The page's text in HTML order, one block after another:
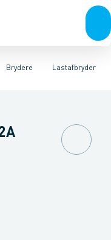
Forgreningsmateriel
Brydereog softstartere
Lastafbryder
til